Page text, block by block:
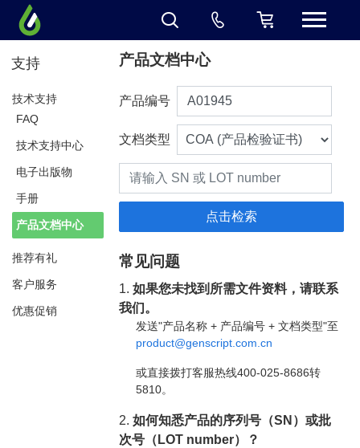
支持
技术支持
FAQ
技术支持中心
电子出版物
手册
产品文档中心
推荐有礼
客户服务
优惠促销
产品文档中心
产品编号
文档类型
常见问题
1.如果您未找到所需文件资料，请联系
我们。
发送"产品名称 + 产品编号 + 文档类型"至
product@genscript.com.cn
或直接拨打客服热线400-025-8686转
5810。
2.如何知悉产品的序列号（SN）或批
次号（LOT number）？